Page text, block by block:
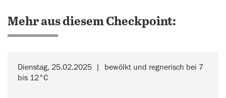
Mehr aus diesem Checkpoint:
Dienstag, 25.02.2025
bewölkt und regnerisch bei 7
bis 12°C